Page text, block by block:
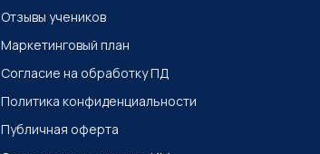
Отзывы учеников
Маркетинговый план
Согласие на обработку ПД
Политика конфиденциальности
Публичная оферта